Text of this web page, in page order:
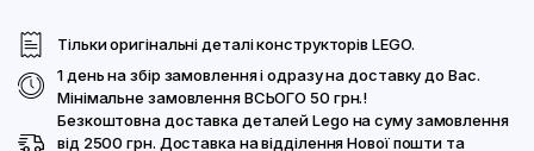
Тільки оригінальні деталі конструкторів LEGO.
1 день на збір замовлення і одразу на доставку до Вас.
Мінімальне замовлення ВСЬОГО 50 грн.!
Безкоштовна доставка деталей Lego на суму замовлення
від 2500 грн. Доставка на відділення Нової пошти та